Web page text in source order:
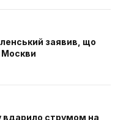
заявив, що
Москви
вдарило струмом на